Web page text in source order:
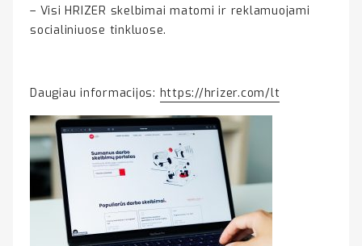
– Visi HRIZER skelbimai matomi ir reklamuojami
socialiniuose tinkluose.
Daugiau informacijos: https://hrizer.com/lt